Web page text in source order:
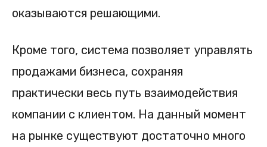
оказываются решающими.
Кроме того, система позволяет управлять
продажами бизнеса, сохраняя
практически весь путь взаимодействия
компании с клиентом. На данный момент
на рынке существуют достаточно много